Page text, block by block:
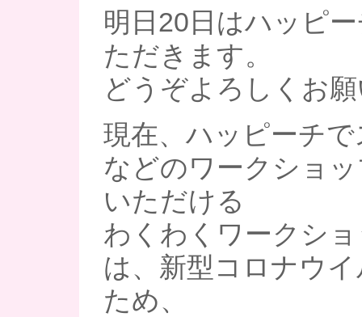
明日20日はハッピ
ただきます。
どうぞよろしくお
現在、ハッピーチ
などのワークショ
いただける
わくわくワークシ
は、新型コロナウ
ため、